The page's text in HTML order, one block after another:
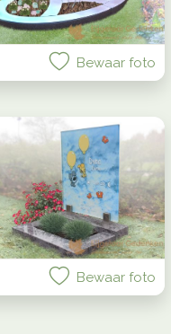
Bewaar foto
Bewaar foto